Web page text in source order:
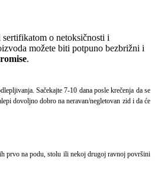
sertifikatom o netoksičnosti i
možete biti potpuno bezbrižni i
.
Sačekajte 7-10 dana posle krečenja da se
dovoljno dobro na neravan/negletovan zid i da će
ih prvo na podu, stolu ili nekoj drugoj ravnoj površini